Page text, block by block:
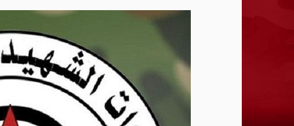
عون: تقدم إيجابي في مفاوضات روما بشأن
الزيدي لرئيس الاستخبارات السعودي: العراق
أمريكا تفرض عقوبات على منصة بدبي
تقرير: حرب إيران تهز التقارب الاقتصادي بين